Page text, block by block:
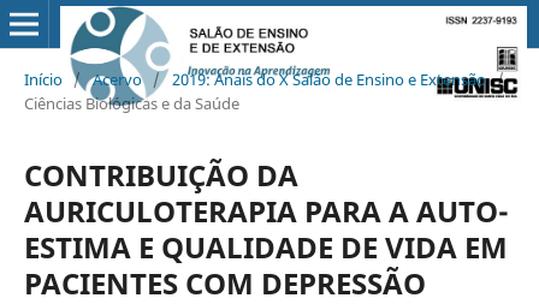
Início / Acervo / 2019: Anais do X Salão de Ensino e Extensão /
Ciências Biológicas e da Saúde
CONTRIBUIÇÃO DA
AURICULOTERAPIA PARA A AUTO-
ESTIMA E QUALIDADE DE VIDA EM
PACIENTES COM DEPRESSÃO